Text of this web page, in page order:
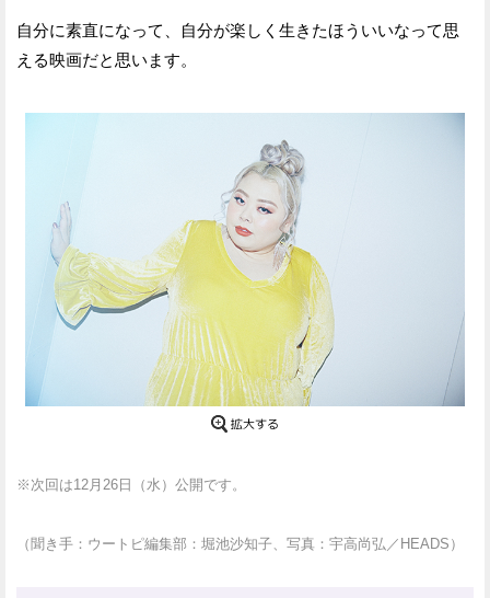
自分に素直になって、自分が楽しく生きたほういいなって思
える映画だと思います。
※次回は12月26日（水）公開です。
（聞き手：ウートピ編集部：堀池沙知子、写真：宇高尚弘／HEADS）